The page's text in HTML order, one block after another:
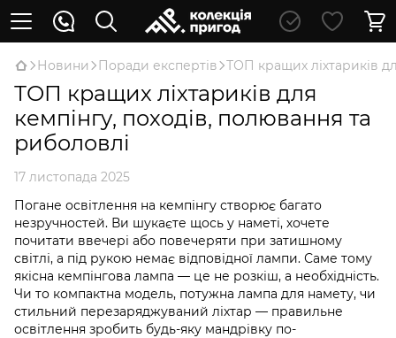
Новини Поради експертів ТОП кращих ліхтариків
ТОП кращих ліхтариків для
кемпінгу, походів, полювання та
риболовлі
17 листопада 2025
Погане освітлення на кемпінгу створює багато
незручностей. Ви шукаєте щось у наметі, хочете
почитати ввечері або повечеряти при затишному
світлі, а під рукою немає відповідної лампи. Саме тому
якісна кемпінгова лампа — це не розкіш, а необхідність.
Чи то компактна модель, потужна лампа для намету, чи
стильний перезаряджуваний ліхтар — правильне
освітлення зробить будь-яку мандрівку по-